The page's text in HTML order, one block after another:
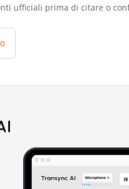
ufficiali prima di citare o